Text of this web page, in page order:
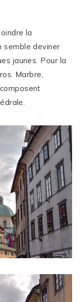
la
semble deviner
jaunes. Pour la
Marbre,